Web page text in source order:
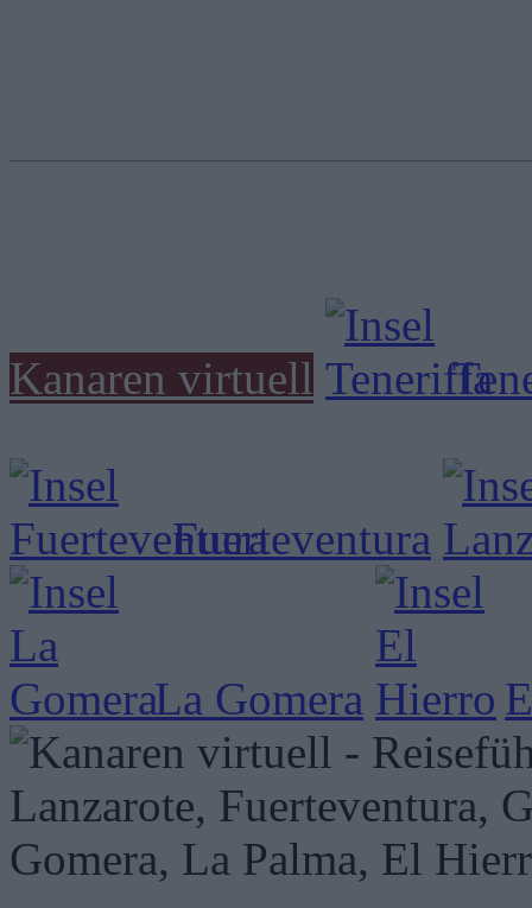
Kanaren virtuell
Fuerteventura
La Gomera